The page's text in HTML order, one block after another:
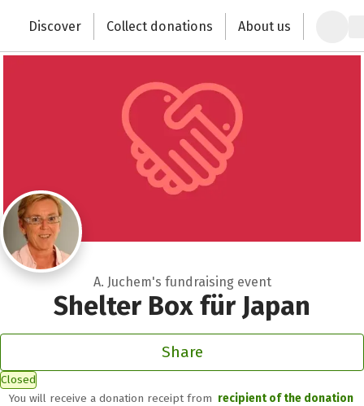
Change the world with your donation
Discover Collect donations About us
A. Juchem's fundraising event
Shelter Box für Japan
Share
Closed
You will receive a donation receipt from recipient of the donation